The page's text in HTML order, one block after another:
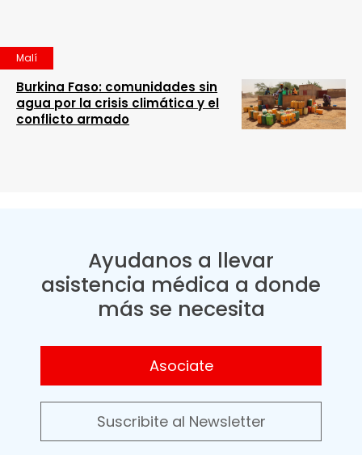
Malí
Burkina Faso: comunidades sin
agua por la crisis climática y el
conflicto armado
Ayudanos a llevar
asistencia médica a donde
más se necesita
Asociate
Suscribite al Newsletter